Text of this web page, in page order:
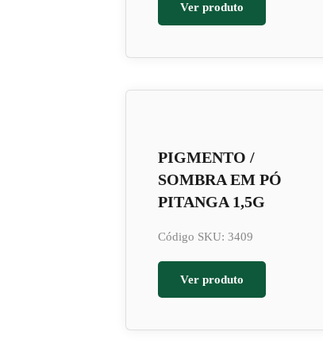
Ver produto
PIGMENTO /
SOMBRA EM PÓ
PITANGA 1,5G
Código SKU: 3409
Ver produto